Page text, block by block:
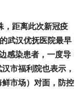
距离此次新冠疫
武汉优抚医院最早
感染患者，一度导
市福利院也表示，
市场）对面，防控